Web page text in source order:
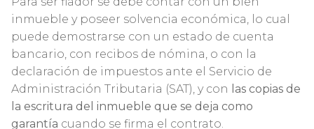
inmueble y poseer solvencia económica, lo cual
puede demostrarse con un estado de cuenta
bancario, con recibos de nómina, o con la
declaración de impuestos ante el Servicio de
Administración Tributaria (SAT), y con
las copias de
la escritura del inmueble que se deja como
garantía cuando se firma el contrato.